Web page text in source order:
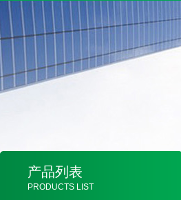
产品列表
PRODUCTS LIST